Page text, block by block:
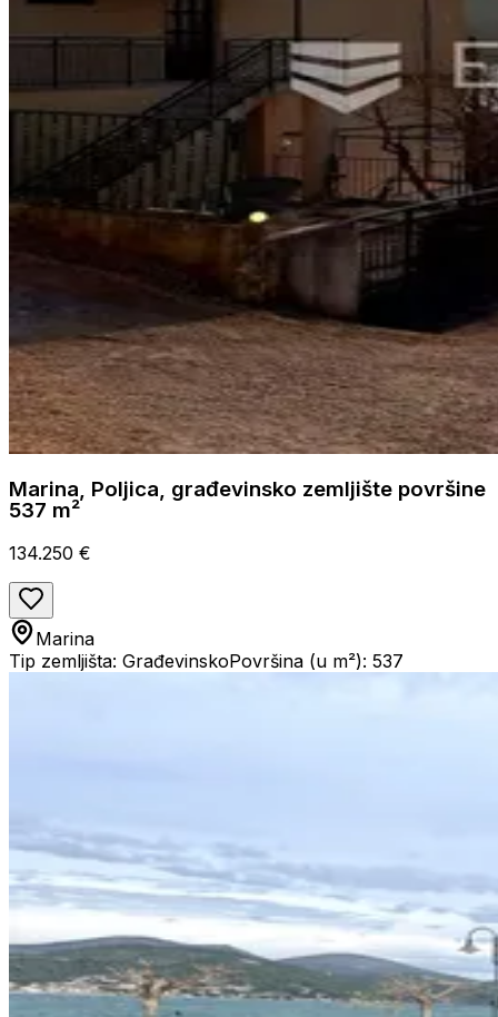
Marina, Poljica, građevinsko zemljište površine
537 m²
134.250 €
Marina
Tip zemljišta: GrađevinskoPovršina (u m²): 537